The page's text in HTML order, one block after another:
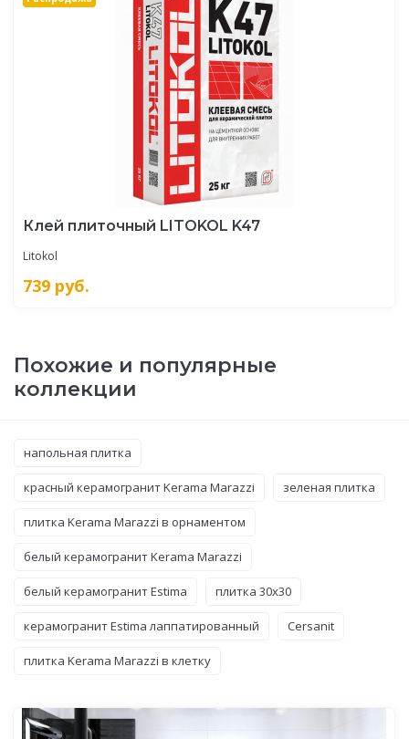
Клей плиточный LITOKOL K47
Litokol
739 руб.
Похожие и популярные
коллекции
напольная плитка
красный керамогранит Kerama Marazzi зеленая плитка
плитка Kerama Marazzi в орнаментом
белый керамогранит Kerama Marazzi
белый керамогранит Estima плитка 30x30
керамогранит Estima лаппатированный Cersanit
плитка Kerama Marazzi в клетку